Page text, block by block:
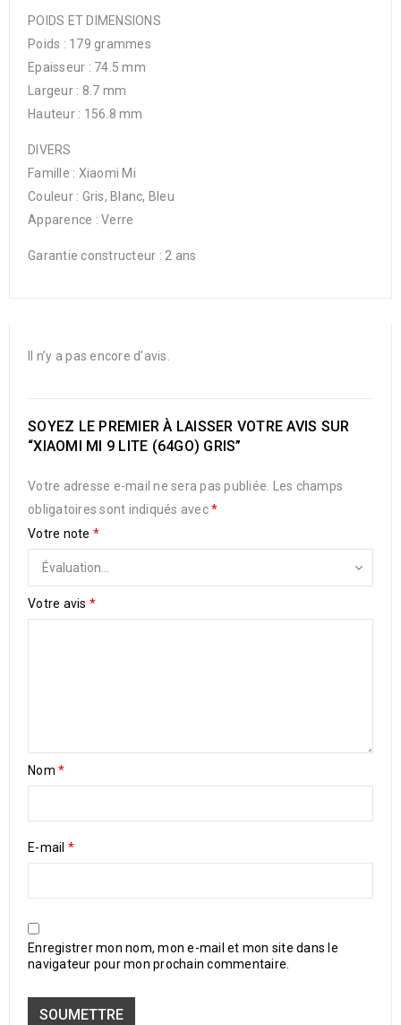
POIDS ET DIMENSIONS
Poids : 179 grammes
Epaisseur : 74.5 mm
Largeur : 8.7 mm
Hauteur : 156.8 mm
DIVERS
Famille : Xiaomi Mi
Couleur : Gris, Blanc, Bleu
Apparence : Verre
Garantie constructeur : 2 ans
Il n’y a pas encore d’avis.
SOYEZ LE PREMIER À LAISSER VOTRE AVIS SUR
“XIAOMI MI 9 LITE (64GO) GRIS”
Votre adresse e-mail ne sera pas publiée.
Les champs
obligatoires sont indiqués avec*
Votre note *
Votre avis *
Nom *
E-mail *
Enregistrer mon nom, mon e-mail et mon site dans le
navigateur pour mon prochain commentaire.